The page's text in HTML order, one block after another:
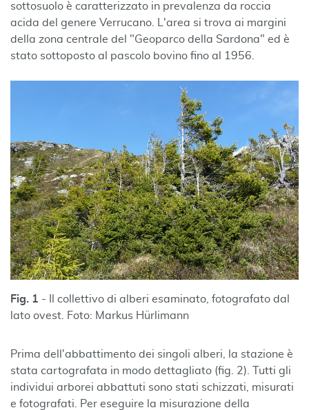
sottosuolo è caratterizzato in prevalenza da roccia
acida del genere Verrucano. L'area si trova ai margini
della zona centrale del "Geoparco della Sardona" ed è
stato sottoposto al pascolo bovino fino al 1956.
Fig. 1 - Il collettivo di alberi esaminato, fotografato dal
lato ovest. Foto: Markus Hürlimann
Prima dell'abbattimento dei singoli alberi, la stazione è
stata cartografata in modo dettagliato (fig. 2). Tutti gli
individui arborei abbattuti sono stati schizzati, misurati
e fotografati. Per eseguire la misurazione della